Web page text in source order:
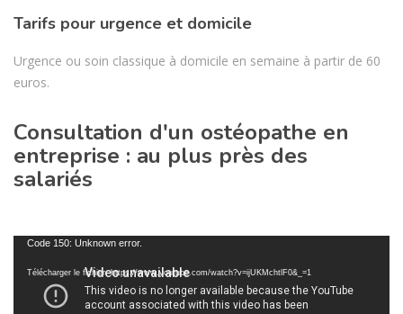
Tarifs pour urgence et domicile
Urgence ou soin classique à domicile en semaine à partir de 60
euros.
Consultation d'un ostéopathe en
entreprise : au plus près des
salariés
Lecteur
vidéo
Code 150: Unknown error.
Télécharger le fichier: https://www.youtube.com/watch?v=ijUKMchtlF0&_=1